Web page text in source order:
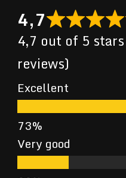
4,7
4,7 out of 5
reviews)
Excellent
Very good